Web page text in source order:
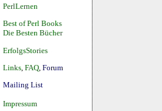
PerlLernen
Best of Perl Books
Die Besten Bücher
ErfolgsStories
Links FAQ Forum
Mailing List
Impressum